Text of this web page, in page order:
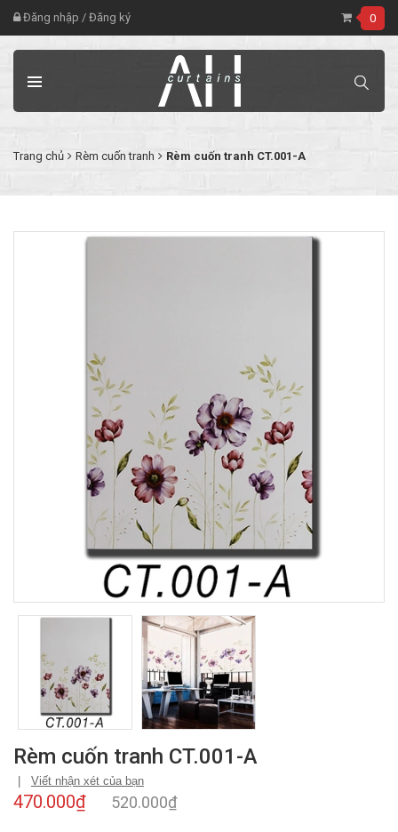
Đăng nhập / Đăng ký 0
Trang chủ Rèm cuốn tranh Rèm cuốn tranh CT.001-A
Rèm cuốn tranh CT.001-A
Viết nhận xét của bạn
470.000₫ 520.000₫